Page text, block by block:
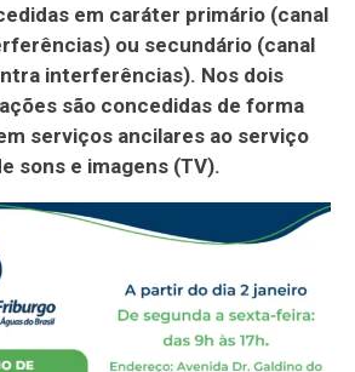
em caráter primário (canal
ou secundário (canal
interferências). Nos dois
são concedidas de forma
serviços ancilares ao serviço
sons e imagens (TV).